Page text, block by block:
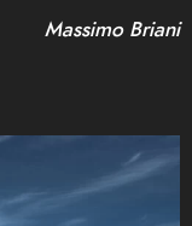
Massimo Briani